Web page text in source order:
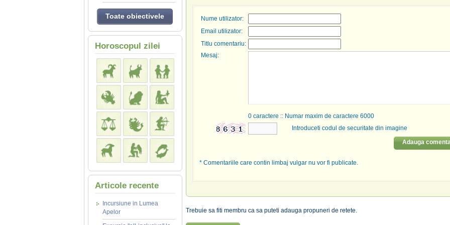
Toate obiectivele
Horoscopul zilei
Articole recente
Incursiune in Lumea
Apelor
Nume utilizator:
Email utilizator:
Titlu comentariu:
Mesaj:
0caractere :: Numar maxim de caractere 6000
Introduceti codul de securitate din imagine
Adauga
* Comentariile care contin limbaj vulgar nu vor fi publicate.
Trebuie sa fiti membru ca sa puteti adauga propuneri de retete.